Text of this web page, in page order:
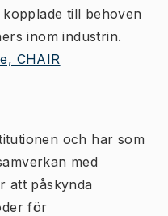
till behoven
inom industrin.
CHAIR
och har som
med
att påskynda
för